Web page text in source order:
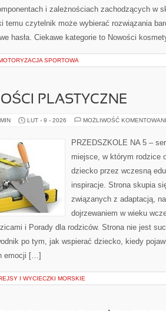
i zależnościach zachodzących w
temu czytelnik może wybierać rozwiązania
hasła. Ciekawe kategorie to Nowości
SPORTOWA
PLASTYCZNE
LUT - 9 - 2026 MOŻLIWOŚĆ
PRZEDSZKOLE NA 5 –
miejsce, w którym rodzice
dziecko przez wczesną
inspiracje. Strona skupia
związanych z adaptacją,
dojrzewaniem w wieku
i Porady dla rodziców. Strona nie jest
po tym, jak wspierać dziecko, kiedy
emocji […]
I WYCIECZKI MORSKIE